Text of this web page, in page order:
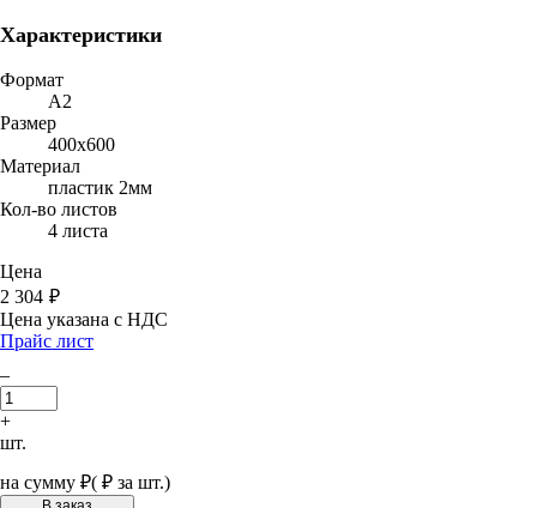
Характеристики
Формат
A2
Размер
400х600
Материал
пластик 2мм
Кол-во листов
4 листа
Цена
2 304 ₽
Цена указана с НДС
Прайс лист
–
+
шт.
на сумму ₽( ₽ за шт.)